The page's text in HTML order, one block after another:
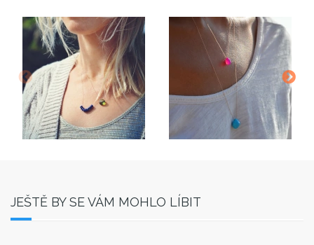
JEŠTĚ BY SE VÁM MOHLO LÍBIT